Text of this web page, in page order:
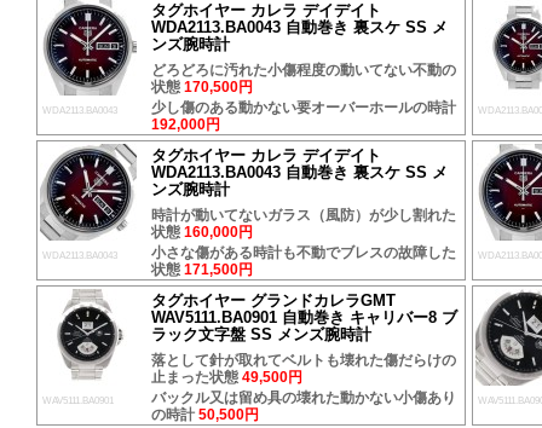
WDA2113.BA0043
タグホイヤー カレラ デイデイト
WDA2113.BA0043 自動巻き 裏スケ SS メ
ンズ腕時計
どろどろに汚れた小傷程度の動いてない不動の
状態 170,500円
少し傷のある動かない要オーバーホールの時計
192,000円
WDA2113.BA0043
タグホイヤー カレラ デイデイト
WDA2113.BA0043 自動巻き 裏スケ SS メ
ンズ腕時計
時計が動いてないガラス（風防）が少し割れた
状態 160,000円
小さな傷がある時計も不動でブレスの故障した
状態 171,500円
WAV5111.BA0901
タグホイヤー グランドカレラGMT
WAV5111.BA0901 自動巻き キャリバー8 ブ
ラック文字盤 SS メンズ腕時計
落として針が取れてベルトも壊れた傷だらけの
止まった状態 49,500円
バックル又は留め具の壊れた動かない小傷あり
の時計 50,500円